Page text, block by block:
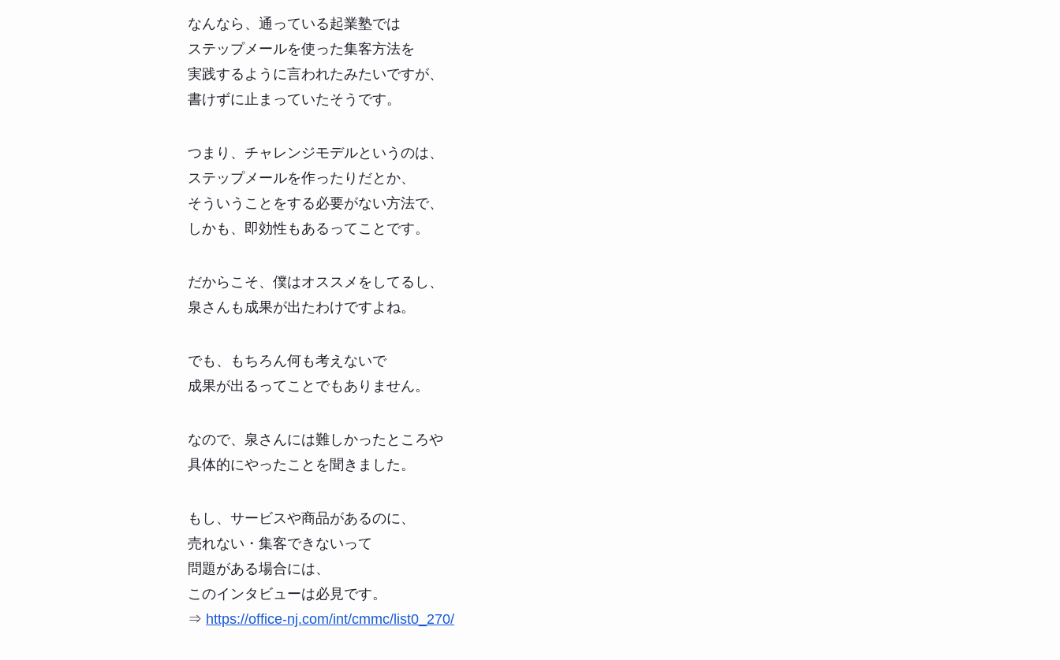
なんなら、通っている起業塾では
ステップメールを使った集客方法を
実践するように言われたみたいですが、
書けずに止まっていたそうです。
つまり、チャレンジモデルというのは、
ステップメールを作ったりだとか、
そういうことをする必要がない方法で、
しかも、即効性もあるってことです。
だからこそ、僕はオススメをしてるし、
泉さんも成果が出たわけですよね。
でも、もちろん何も考えないで
成果が出るってことでもありません。
なので、泉さんには難しかったところや
具体的にやったことを聞きました。
もし、サービスや商品があるのに、
売れない・集客できないって
問題がある場合には、
このインタビューは必見です。
⇒ https://office-nj.com/int/cmmc/list0_270/